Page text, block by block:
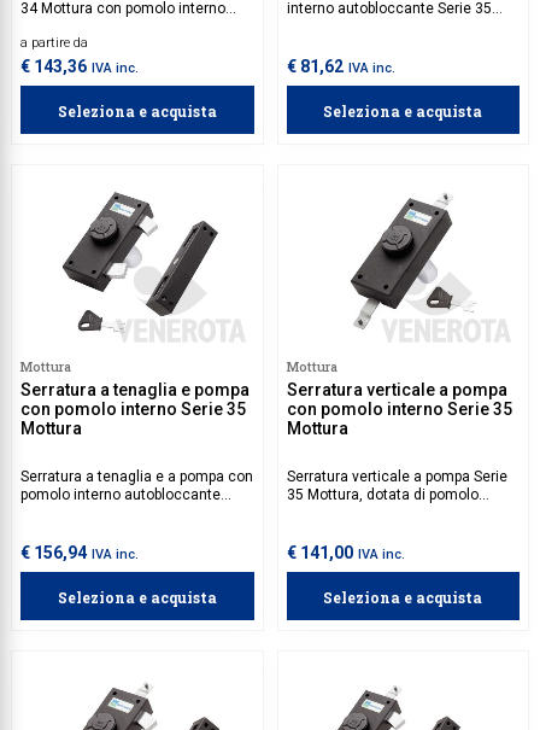
34 Mottura con pomolo interno
separatamente.
a partire da
€ 143,36 IVA inc.
Seleziona e acquista
interno autobloccante Serie 35
azionabile solo dall'interno. Aste
€ 81,62 IVA inc.
Seleziona e acquista
Mottura
Serratura a tenaglia e pompa
con pomolo interno Serie 35
Mottura
Serratura a tenaglia e a pompa con
pomolo interno autobloccante
da acquistare separatamente.
€ 156,94 IVA inc.
Seleziona e acquista
Mottura
Serratura verticale a pompa
con pomolo interno Serie 35
Mottura
Serratura verticale a pompa Serie
35 Mottura, dotata di pomolo
€ 141,00 IVA inc.
Seleziona e acquista